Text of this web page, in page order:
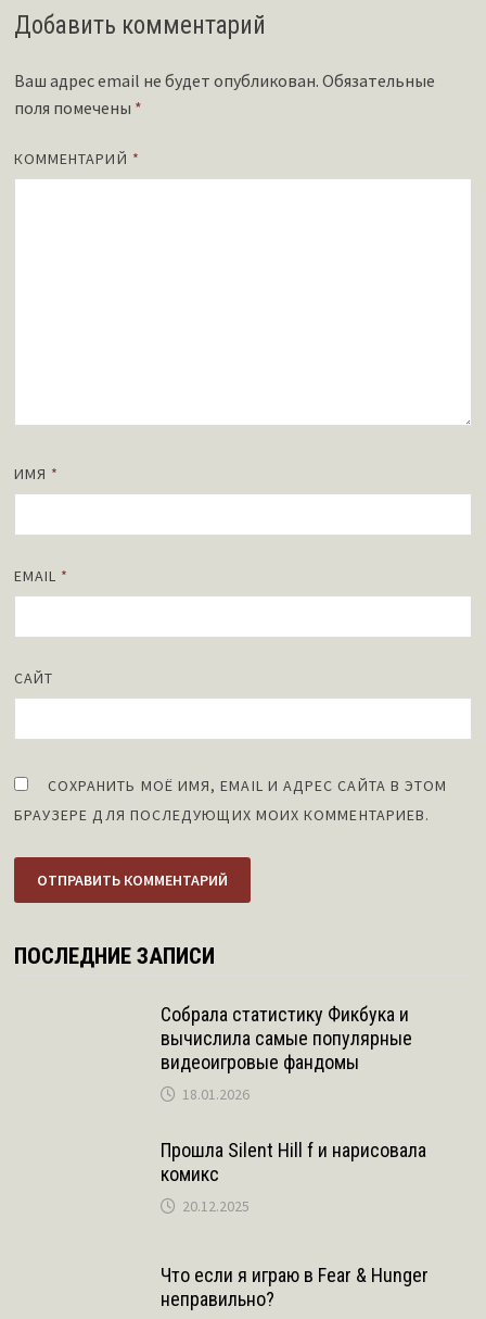
Добавить комментарий
Ваш адрес email не будет опубликован. Обязательные
поля помечены *
КОММЕНТАРИЙ *
ИМЯ *
EMAIL *
САЙТ
СОХРАНИТЬ МОЁ ИМЯ, EMAIL И АДРЕС САЙТА В ЭТОМ
БРАУЗЕРЕ ДЛЯ ПОСЛЕДУЮЩИХ МОИХ КОММЕНТАРИЕВ.
ПОСЛЕДНИЕ ЗАПИСИ
Собрала статистику Фикбука и
вычислила самые популярные
видеоигровые фандомы
18.01.2026
Прошла Silent Hill f и нарисовала
комикс
20.12.2025
Что если я играю в Fear & Hunger
неправильно?